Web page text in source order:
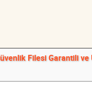
Filesi Garantili ve